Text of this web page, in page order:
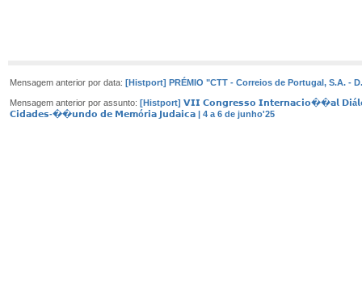
Mensagem anterior por data: [Histport] PRÉMIO "CTT - Correios de Portugal, S.A. -
Mensagem anterior por assunto: [Histport] 𝗩𝗜𝗜 𝗖𝗼𝗻𝗴𝗿𝗲𝘀𝘀𝗼 𝗜𝗻𝘁𝗲𝗿𝗻𝗮𝗰𝗶𝗼��𝗮𝗹
𝗖𝗶𝗱𝗮𝗱𝗲𝘀-��𝘂𝗻𝗱𝗼 𝗱𝗲 𝗠𝗲𝗺ó𝗿𝗶𝗮 𝗝𝘂𝗱𝗮𝗶𝗰𝗮 | 4 a 6 de junho'25